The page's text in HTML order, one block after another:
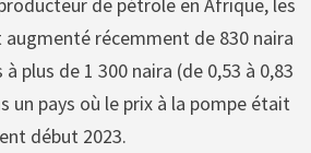
de pétrole en Afrique, les
augmenté récemment de 830 naira
plus de 1 300 naira (de 0,53 à 0,83
un pays où le prix à la pompe était
début 2023.